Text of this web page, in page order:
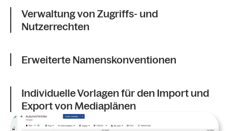
Verwaltung von Zugriffs- und
Nutzerrechten
Erweiterte Namenskonventionen
Individuelle Vorlagen für den Import und
Export von Mediaplänen